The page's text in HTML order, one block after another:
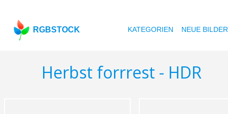
RGBSTOCK KATEGORIEN NEUE BILDER
Herbst forrrest - HDR